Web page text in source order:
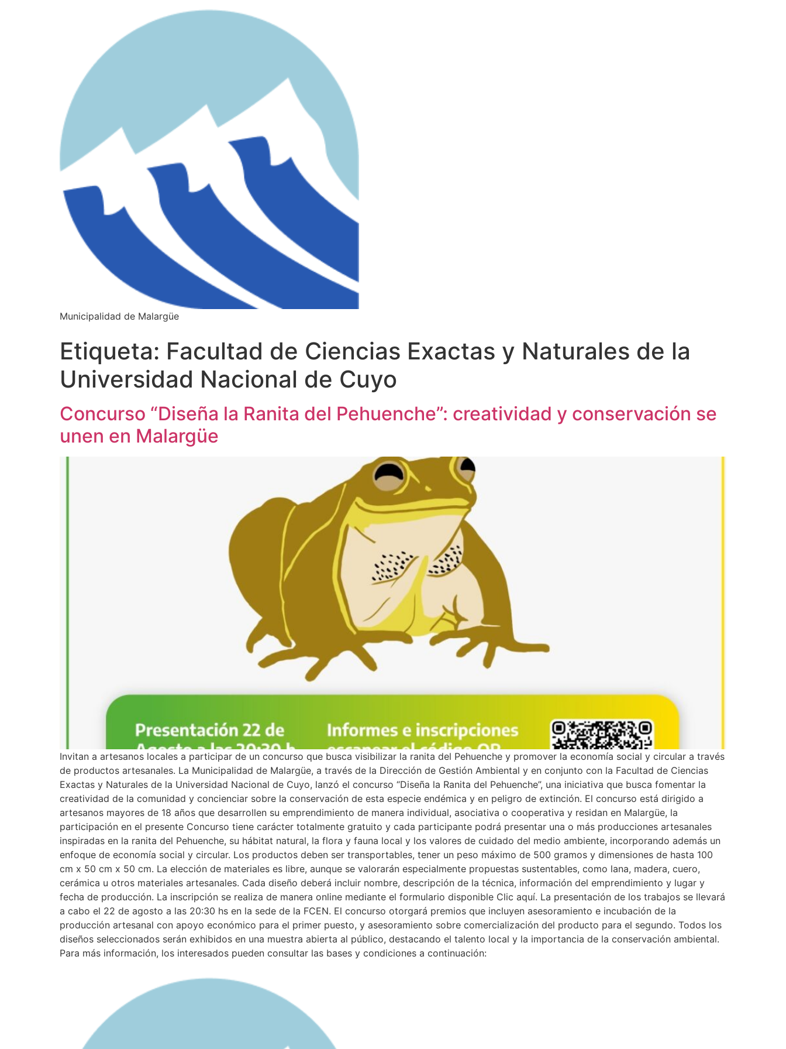
Municipalidad de Malargüe
Etiqueta: Facultad de Ciencias Exactas y Naturales de la
Universidad Nacional de Cuyo
Concurso “Diseña la Ranita del Pehuenche”: creatividad y conservación se
unen en Malargüe
Invitan a artesanos locales a participar de un concurso que busca visibilizar la ranita del Pehuenche y promover la economía social y circular a través
de productos artesanales. La Municipalidad de Malargüe, a través de la Dirección de Gestión Ambiental y en conjunto con la Facultad de Ciencias
Exactas y Naturales de la Universidad Nacional de Cuyo, lanzó el concurso “Diseña la Ranita del Pehuenche”, una iniciativa que busca fomentar la
creatividad de la comunidad y concienciar sobre la conservación de esta especie endémica y en peligro de extinción. El concurso está dirigido a
artesanos mayores de 18 años que desarrollen su emprendimiento de manera individual, asociativa o cooperativa y residan en Malargüe, la
participación en el presente Concurso tiene carácter totalmente gratuito y cada participante podrá presentar una o más producciones artesanales
inspiradas en la ranita del Pehuenche, su hábitat natural, la flora y fauna local y los valores de cuidado del medio ambiente, incorporando además un
enfoque de economía social y circular. Los productos deben ser transportables, tener un peso máximo de 500 gramos y dimensiones de hasta 100
cm x 50 cm x 50 cm. La elección de materiales es libre, aunque se valorarán especialmente propuestas sustentables, como lana, madera, cuero,
cerámica u otros materiales artesanales. Cada diseño deberá incluir nombre, descripción de la técnica, información del emprendimiento y lugar y
fecha de producción. La inscripción se realiza de manera online mediante el formulario disponible Clic aquí. La presentación de los trabajos se llevará
a cabo el 22 de agosto a las 20:30 hs en la sede de la FCEN. El concurso otorgará premios que incluyen asesoramiento e incubación de la
producción artesanal con apoyo económico para el primer puesto, y asesoramiento sobre comercialización del producto para el segundo. Todos los
diseños seleccionados serán exhibidos en una muestra abierta al público, destacando el talento local y la importancia de la conservación ambiental.
Para más información, los interesados pueden consultar las bases y condiciones a continuación: